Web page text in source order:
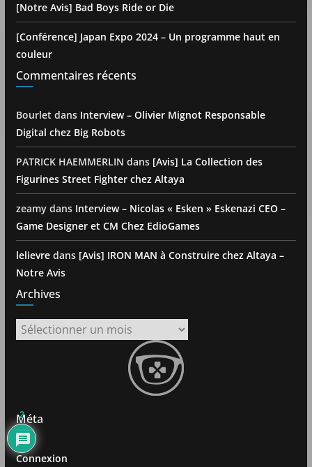
[Notre Avis] Bad Boys Ride or Die
[Conférence] Japan Expo 2024 – Un programme haut en
couleur
Commentaires récents
Bourlet dans Interview – Olivier Mignot Responsable
Digital chez Big Robots
PATRICK HAEMMERLIN dans [Avis] La Collection des
Figurines Street Fighter chez Altaya
zeamydans Interview – Nicolas « Esken » Eskenazi CEO –
Game Designer et CM Chez EdioGames
lelievredans [Avis] IRON MAN à Construire chez Altaya –
Notre Avis
Archives
Archives
Méta
Connexion
2